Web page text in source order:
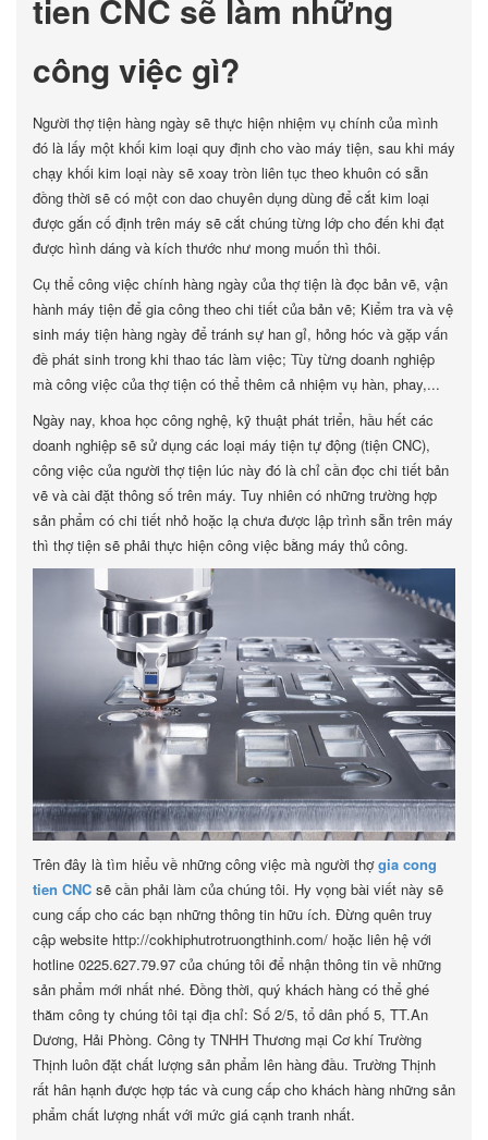
tien CNC sẽ làm những
công việc gì?
Người thợ tiện hàng ngày sẽ thực hiện nhiệm vụ chính của mình
đó là lấy một khối kim loại quy định cho vào máy tiện, sau khi máy
chạy khối kim loại này sẽ xoay tròn liên tục theo khuôn có sẵn
đồng thời sẽ có một con dao chuyên dụng dùng để cắt kim loại
được gắn cố định trên máy sẽ cắt chúng từng lớp cho đến khi đạt
được hình dáng và kích thước như mong muốn thì thôi.
Cụ thể công việc chính hàng ngày của thợ tiện là đọc bản vẽ, vận
hành máy tiện để gia công theo chi tiết của bản vẽ; Kiểm tra và vệ
sinh máy tiện hàng ngày để tránh sự han gỉ, hỏng hóc và gặp vấn
đề phát sinh trong khi thao tác làm việc; Tùy từng doanh nghiệp
mà công việc của thợ tiện có thể thêm cả nhiệm vụ hàn, phay,...
Ngày nay, khoa học công nghệ, kỹ thuật phát triển, hầu hết các
doanh nghiệp sẽ sử dụng các loại máy tiện tự động (tiện CNC),
công việc của người thợ tiện lúc này đó là chỉ cần đọc chi tiết bản
vẽ và cài đặt thông số trên máy. Tuy nhiên có những trường hợp
sản phẩm có chi tiết nhỏ hoặc lạ chưa được lập trình sẵn trên máy
thì thợ tiện sẽ phải thực hiện công việc bằng máy thủ công.
Trên đây là tìm hiểu về những công việc mà người thợgia cong
tien CNC sẽ cần phải làm của chúng tôi. Hy vọng bài viết này sẽ
cung cấp cho các bạn những thông tin hữu ích. Đừng quên truy
cập website http://cokhiphutrotruongthinh.com/ hoặc liên hệ với
hotline 0225.627.79.97 của chúng tôi để nhận thông tin về những
sản phẩm mới nhất nhé. Đồng thời, quý khách hàng có thể ghé
thăm công ty chúng tôi tại địa chỉ: Số 2/5, tổ dân phố 5, TT.An
Dương, Hải Phòng. Công ty TNHH Thương mại Cơ khí Trường
Thịnh luôn đặt chất lượng sản phẩm lên hàng đầu. Trường Thịnh
rất hân hạnh được hợp tác và cung cấp cho khách hàng những sản
phẩm chất lượng nhất với mức giá cạnh tranh nhất.